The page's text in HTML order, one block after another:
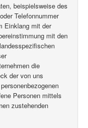
beispielsweise des
Telefonnummer
Einklang mit der
mit den
die
der von uns
Personen mittels
zustehenden